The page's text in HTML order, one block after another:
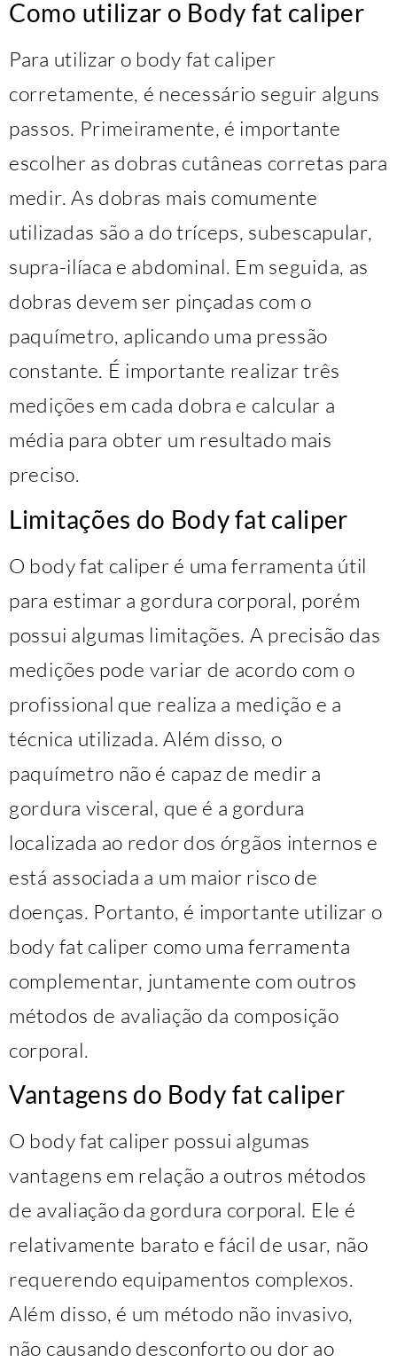
Como utilizar o Body fat caliper
Para utilizar o body fat caliper
corretamente, é necessário seguir alguns
passos. Primeiramente, é importante
escolher as dobras cutâneas corretas para
medir. As dobras mais comumente
utilizadas são a do tríceps, subescapular,
supra-ilíaca e abdominal. Em seguida, as
dobras devem ser pinçadas com o
paquímetro, aplicando uma pressão
constante. É importante realizar três
medições em cada dobra e calcular a
média para obter um resultado mais
preciso.
Limitações do Body fat caliper
O body fat caliper é uma ferramenta útil
para estimar a gordura corporal, porém
possui algumas limitações. A precisão das
medições pode variar de acordo com o
profissional que realiza a medição e a
técnica utilizada. Além disso, o
paquímetro não é capaz de medir a
gordura visceral, que é a gordura
localizada ao redor dos órgãos internos e
está associada a um maior risco de
doenças. Portanto, é importante utilizar o
body fat caliper como uma ferramenta
complementar, juntamente com outros
métodos de avaliação da composição
corporal.
Vantagens do Body fat caliper
O body fat caliper possui algumas
vantagens em relação a outros métodos
de avaliação da gordura corporal. Ele é
relativamente barato e fácil de usar, não
requerendo equipamentos complexos.
Além disso, é um método não invasivo,
não causando desconforto ou dor ao